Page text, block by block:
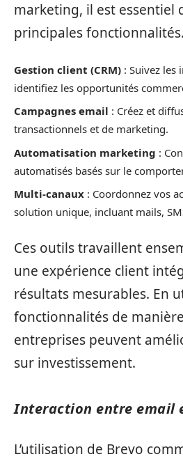
marketing, il est essentiel
principales fonctionnalités.
Gestion client (CRM) : Suivez les
identifiez les opportunités
Campagnes email : Créez et
transactionnels et de marketing.
Automatisation marketing :
automatisés basés sur le
Multi-canaux : Coordonnez vos
solution unique, incluant mails,
Ces outils travaillent
une expérience client
résultats mesurables. En
fonctionnalités de
entreprises peuvent
sur investissement.
Interaction entre email
L’utilisation de Brevo